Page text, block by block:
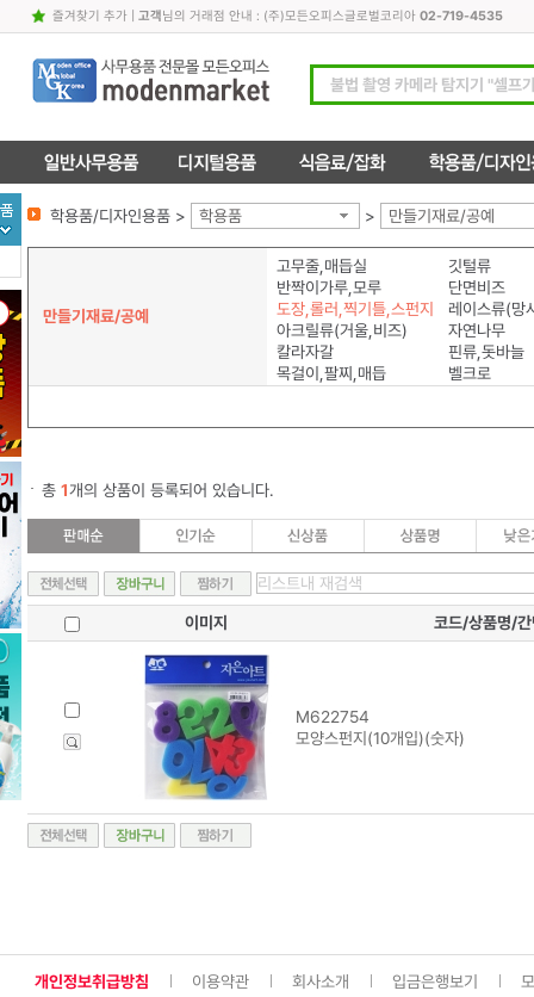
즐겨찾기 추가| 고객님의 거래점 안내 : (주)모든오피스글로벌코리아 02-719-4535
학용품/디자인용품 > 학용품 > 만들기재료/공예
만들기재료/공예
고무줄,매듭실
깃털류
반짝이가루,모루
단면비즈
도장,롤러,찍기틀,스펀지
레이스류(망
아크릴류(거울,비즈)
자연나무
칼라자갈
핀류,돗바늘
목걸이,팔찌,매듭
벨크로
총 1개의 상품이 등록되어 있습니다.
이미지 코드/상품명/간
M622754
모양스펀지(10개입)(숫자)
개인정보취급방침 이용약관 회사소개 입금은행보기